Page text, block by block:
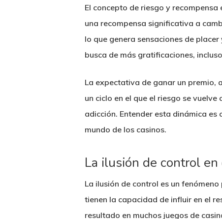
El concepto de riesgo y
una recompensa significativa a
lo que genera sensaciones de
busca de más gratificaciones,
La expectativa de ganar un premio,
un ciclo en el que el riesgo se
adicción. Entender esta dinámica
mundo de los casinos.
La ilusión de control
La ilusión de control es un
tienen la capacidad de influir en el
resultado en muchos juegos de